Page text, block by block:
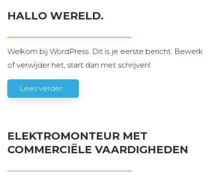
HALLO WERELD.
Welkom bij WordPress. Dit is je eerste bericht. Bewerk
of verwijder het, start dan met schrijven!
Lees verder...
ELEKTROMONTEUR MET
COMMERCIËLE VAARDIGHEDEN